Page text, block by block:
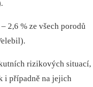
2,6 % ze všech porodů
rizikových situací,
i případně na jejich